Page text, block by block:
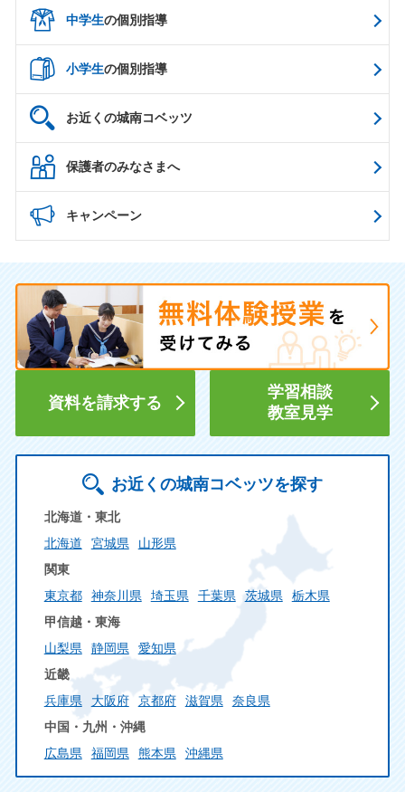
中学生の個別指導
小学生の個別指導
お近くの城南コベッツ
保護者のみなさまへ
キャンペーン
資料を請求する
学習相談
教室見学
お近くの城南コベッツを探す
北海道・東北
北海道
宮城県
山形県
関東
東京都
神奈川県 埼玉県 千葉県 茨城県
栃木県
甲信越・東海
山梨県
静岡県
愛知県
近畿
兵庫県
大阪府 京都府 滋賀県
奈良県
中国・九州・沖縄
広島県
福岡県 熊本県 沖縄県